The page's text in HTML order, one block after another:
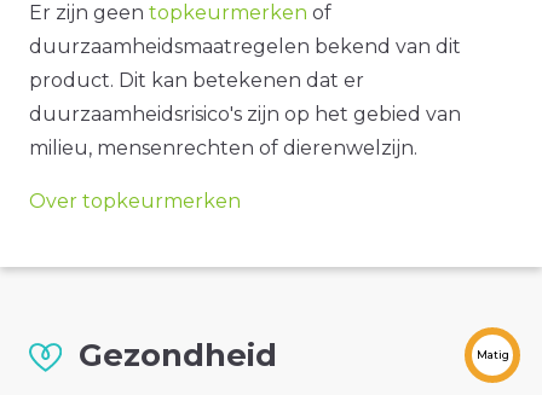
Er zijn geen topkeurmerken of
duurzaamheidsmaatregelen bekend van dit
product. Dit kan betekenen dat er
duurzaamheidsrisico's zijn op het gebied van
milieu, mensenrechten of dierenwelzijn.
Over topkeurmerken
Gezondheid Matig